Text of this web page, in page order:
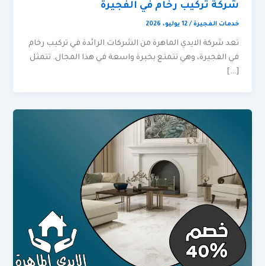
شركة تركيب رخام في الفجيرة
خدمات الفجيرة /12 يوليو، 2026
تعد شركة الايدي الماهرة من الشركات الرائدة في تركيب رخام
في الفجيرة، وهي تتمتع بخبرة واسعة في هذا المجال. تتمثل
[…]